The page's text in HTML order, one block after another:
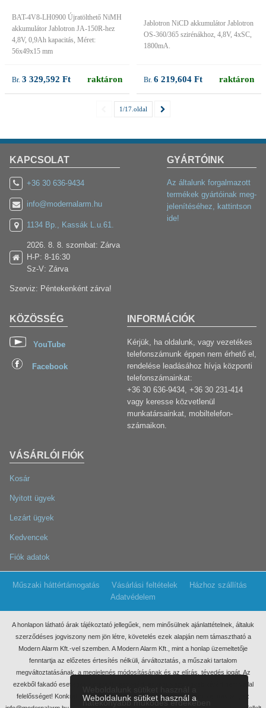
BAT-4V8-LH0900 Újratölthető NiMH
akkumulátor Jablotron JA-150R-hez
4,8V, 0,9Ah kapacitás, Méret:
56x49x15 mm
3 329,592 Ft raktáron
Jablotron NiCD akkumulátor Jablotron
OS-360/365 szirénákhoz, 4,8V, 4xSC,
1800mA.
6 219,604 Ft raktáron
1/17.oldal
KAPCSOLAT
+36 30 636-9434
info@modernalarm.hu
1134 Bp., Kassák L.u.61.
2026. 8. 8. szombat: Zárva
H-P: 8-16:30
Sz-V: Zárva
Szerviz: Péntekenként zárva!
VÁSÁRLÓI FIÓK
Kosár
Nyitott ügyek
Lezárt ügyek
Kedvencek
Fiók adatok
KÖZÖSSÉG
YouTube
Facebook
INFORMÁCIÓK
Kérjük, ha oldalunk, vagy vezetékes
telefonszámunk éppen nem érhető el,
rendelése leadásához hívja központi
telefonszámainkat:
+36 30 636-9434, +36 30 231-414
vagy keresse közvetlenül
munkatársainkat, mobiltelefon-
számaikon.
GYÁRTÓINK
Az általunk forgalmazott
termékek gyártóinak meg-
jelenítéséhez, kattintson
ide!
Műszaki háttértámogatás Vásárlási feltételek
Házhoz szállítás
Adatvédelem
A honlapon látható árak tájékoztató jellegűek, nem minősülnek ajánlattételnek, általuk
szerződéses jogviszony nem jön létre, követelés ezek alapján nem támasztható a
Modern Alarm Kft.-vel szemben. A Modern Alarm Kft., mint a honlap üzemeltetője
fenntartja az előzetes értesítés nélküli, árváltoztatás, a műszaki tartalom
megváltoztatásának, a megjelenés módosításának és az elírás, tévedés jogát. Az
ezekből fakadó esetleges elmaradt haszonért, anyagi, vagy egyéb kárért nem vállal
felelősséget! Konkrét ajánlatkérés miatt kérjük, keressen meg minket írásban, az
hatékonyabb működés érdekében
Weboldalunk sütiket használ a